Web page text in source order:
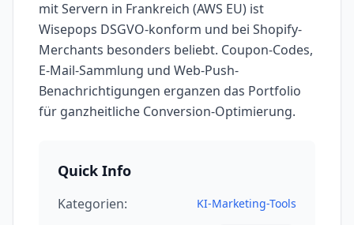
mit Servern in Frankreich (AWS EU) ist
Wisepops DSGVO-konform und bei Shopify-
Merchants besonders beliebt. Coupon-Codes,
E-Mail-Sammlung und Web-Push-
Benachrichtigungen erganzen das Portfolio
für ganzheitliche Conversion-Optimierung.
Quick Info
Kategorien: KI-Marketing-Tools